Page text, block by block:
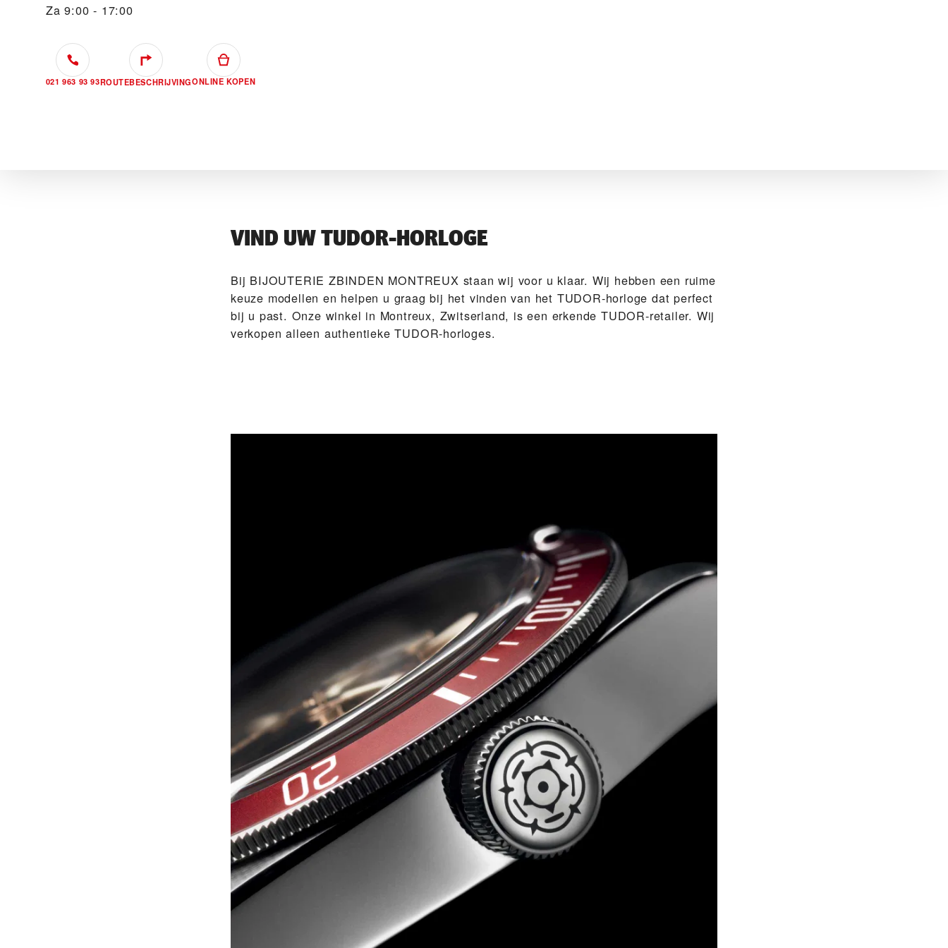
Za 9:00 - 17:00
021 963 93 93ROUTEBESCHRIJVINGONLINE KOPEN
VIND UW TUDOR-HORLOGE
Bij ‭BIJOUTERIE ZBINDEN MONTREUX‬ staan wij voor u klaar. Wij hebben een ruime
keuze modellen en helpen u graag bij het vinden van het TUDOR-horloge dat perfect
bij u past. Onze winkel in Montreux, Zwitserland, is een erkende TUDOR-retailer. Wij
verkopen alleen authentieke TUDOR-horloges.